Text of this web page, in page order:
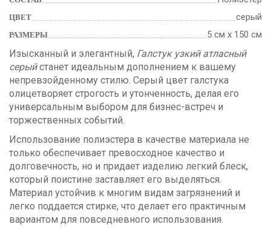
ЦВЕТ серый
РАЗМЕРЫ 5 см х 150 см
Изысканный и элегантный, Галстук узкий атласный
серыйстанет идеальным дополнением к вашему
непревзойденному стилю. Серый цвет галстука
олицетворяет строгость и утонченность, делая его
универсальным выбором для бизнес-встреч и
торжественных событий.
Использование полиэстера в качестве материала не
только обеспечивает превосходное качество и
долговечность, но и придает изделию легкий блеск,
который поистине заставляет его выделяться.
Материал устойчив к многим видам загрязнений и
легко поддается стирке, что делает его практичным
вариантом для повседневного использования.